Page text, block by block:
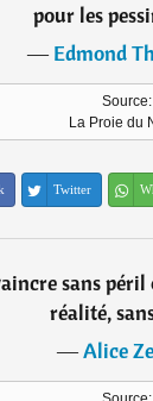
pour les
―Edmond
Source:
La Proie du
Twitter
sans
réalité,
―Alice